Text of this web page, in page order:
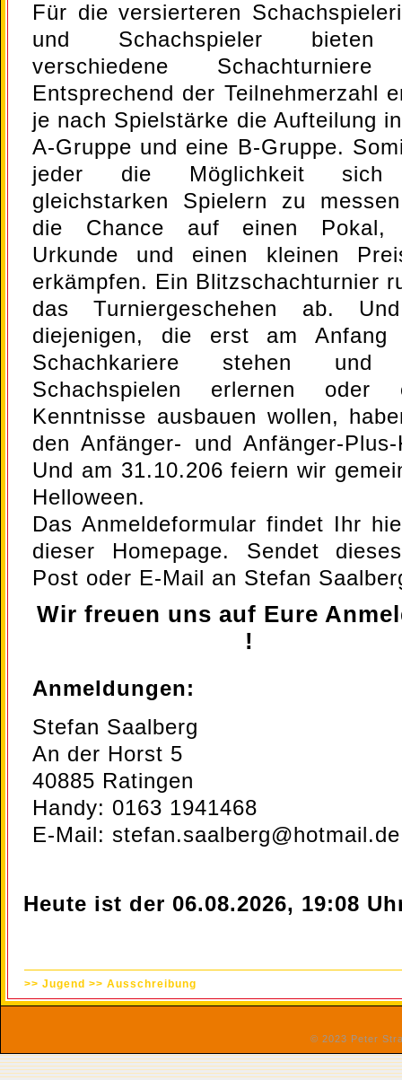
Für die versierteren
und Schachspieler
verschiedene
Entsprechend der Teilnehmerzahl
je nach Spielstärke die Aufteilung
A-Gruppe und eine B-Gruppe.
jeder die Möglichkeit
gleichstarken Spielern zu
die Chance auf einen Pokal,
Urkunde und einen kleinen
erkämpfen. Ein Blitzschachturnier
das Turniergeschehen ab.
diejenigen, die erst am Anfang
Schachkariere stehen und
Schachspielen erlernen oder
Kenntnisse ausbauen wollen,
den Anfänger- und Anfänger-Plus-
Und am 31.10.206 feiern wir
Helloween.
Das Anmeldeformular findet Ihr
dieser Homepage. Sendet
Post oder E-Mail an Stefan
Wir freuen uns auf Eure
!
Anmeldungen:
Stefan Saalberg
An der Horst 5
40885 Ratingen
Handy: 0163 1941468
E-Mail: stefan.saalberg@hotmail.de
Heute ist der 06.08.2026, 19:08
>> Jugend >> Ausschreibung
© 2023 Peter